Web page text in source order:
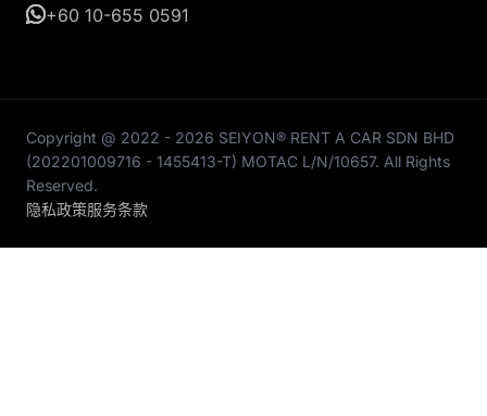
+60 10-655 0591
Copyright @ 2022 - 2026 SEIYON® RENT A CAR SDN BHD
(202201009716 - 1455413-T) MOTAC L/N/10657. All Rights
Reserved.
隐私政策服务条款